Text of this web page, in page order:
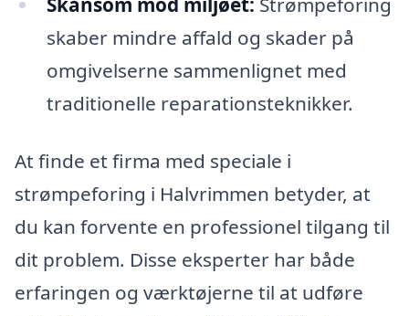
skaber mindre affald og skader på
omgivelserne sammenlignet med
traditionelle reparationsteknikker.
At finde et firma med speciale i
strømpeforing i Halvrimmen betyder, at
du kan forvente en professionel tilgang til
dit problem. Disse eksperter har både
erfaringen og værktøjerne til at udføre